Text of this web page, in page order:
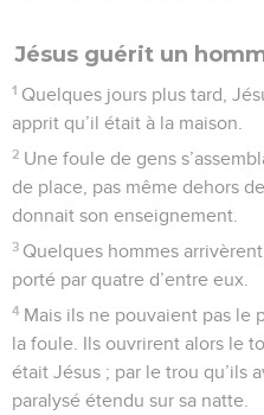
Jésus guérit un
1 Quelques jours plus tard,
apprit qu’il était à la maison.
2 Une foule de gens
de place, pas même dehors
donnait son enseignement.
3 Quelques hommes
porté par quatre d’entre eux.
4 Mais ils ne pouvaient pas le
la foule. Ils ouvrirent alors le
était Jésus ; par le trou qu’ils
paralysé étendu sur sa natte.